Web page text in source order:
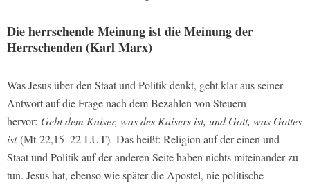
Die herrschende Meinung ist die Meinung der
Herrschenden (Karl Marx)
Was Jesus über den Staat und Politik denkt, geht klar aus seiner
Antwort auf die Frage nach dem Bezahlen von Steuern
hervor: Gebt dem Kaiser, was des Kaisers ist, und Gott, was Gottes
ist(Mt 22,15–22 LUT). Das heißt: Religion auf der einen und
Staat und Politik auf der anderen Seite haben nichts miteinander zu
tun. Jesus hat, ebenso wie später die Apostel, nie politische